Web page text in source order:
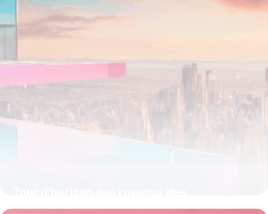
influenceurs du web : ce qui se cache